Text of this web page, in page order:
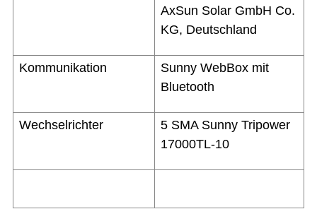
AxSun Solar GmbH Co.
KG, Deutschland
Kommunikation
Sunny WebBox mit
Bluetooth
Wechselrichter
5 SMA Sunny Tripower
17000TL-10